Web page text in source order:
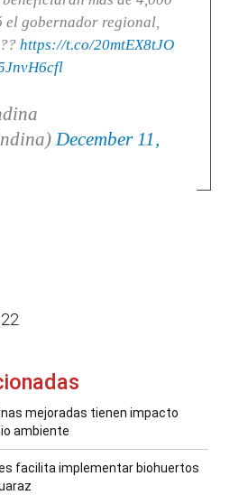
el gobernador regional,
https://t.co/20mtEX8tJO
December 11,
mejoradas tienen impacto
ambiente
facilita implementar biohuertos